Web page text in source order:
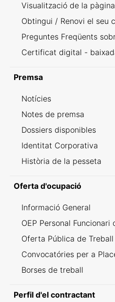
Visualització de la pàgina
Obtingui / Renovi el seu
Preguntes Freqüents
Certificat digital -
Premsa
Notícies
Notes de premsa
Dossiers disponibles
Identitat Corporativa
Història de la pesseta
Oferta d'ocupació
Informació General
OEP Personal Funcionari
Oferta Pública de
Convocatóries per a
Borses de treball
Perfil d'el contractant